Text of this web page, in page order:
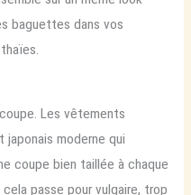
baguettes dans vos
Les vêtements
moderne qui
coupe bien taillée à chaque
passe pour vulgaire, trop